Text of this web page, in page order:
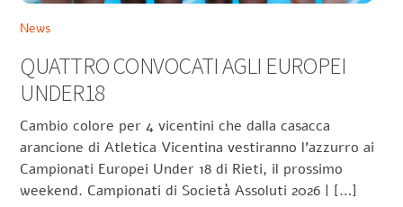
News
QUATTRO CONVOCATI AGLI EUROPEI
UNDER18
Cambio colore per 4 vicentini che dalla casacca
arancione di Atletica Vicentina vestiranno l’azzurro ai
Campionati Europei Under 18 di Rieti, il prossimo
weekend. Campionati di Società Assoluti 2026 | […]